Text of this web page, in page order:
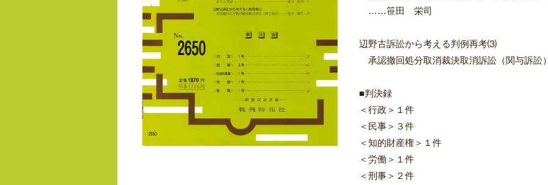
……笹田 栄司
辺野古訴訟から考える判例再考⑶
承認撤回処分取消裁決取消訴訟（関与訴
■判決録
＜行政＞１件
＜民事＞３件
＜知的財産権＞１件
＜労働＞１件
＜刑事＞２件